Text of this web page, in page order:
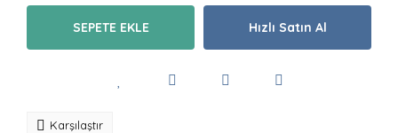
SEPETE EKLE Hızlı Satın Al
Karşılaştır